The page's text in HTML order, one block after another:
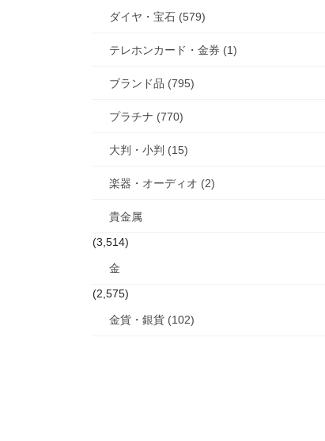
ダイヤ・宝石 (579)
テレホンカード・金券 (1)
ブランド品 (795)
プラチナ (770)
大判・小判 (15)
楽器・オーディオ (2)
貴金属
(3,514)
金
(2,575)
金貨・銀貨 (102)